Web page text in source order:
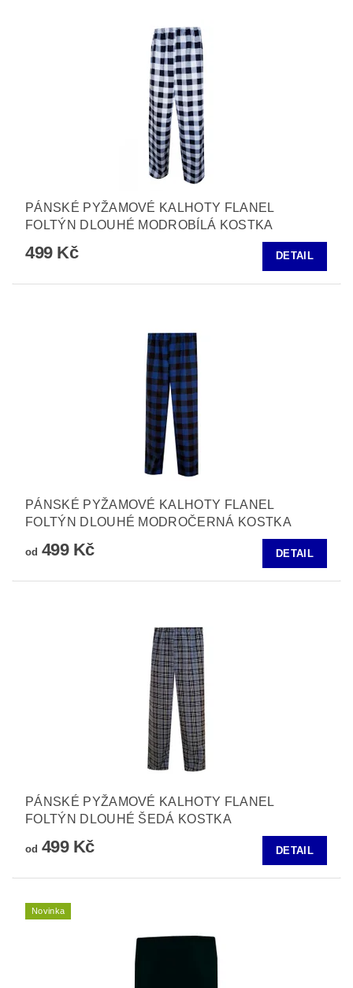
PÁNSKÉ PYŽAMOVÉ KALHOTY FLANEL
FOLTÝN DLOUHÉ MODROBÍLÁ KOSTKA
499 Kč DETAIL
PÁNSKÉ PYŽAMOVÉ KALHOTY FLANEL
FOLTÝN DLOUHÉ MODROČERNÁ KOSTKA
od 499 Kč DETAIL
PÁNSKÉ PYŽAMOVÉ KALHOTY FLANEL
FOLTÝN DLOUHÉ ŠEDÁ KOSTKA
od 499 Kč DETAIL
Novinka